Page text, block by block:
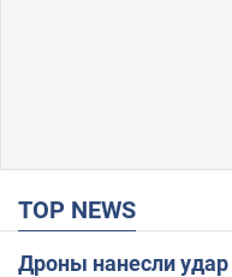
TOP NEWS
Дроны нанесли